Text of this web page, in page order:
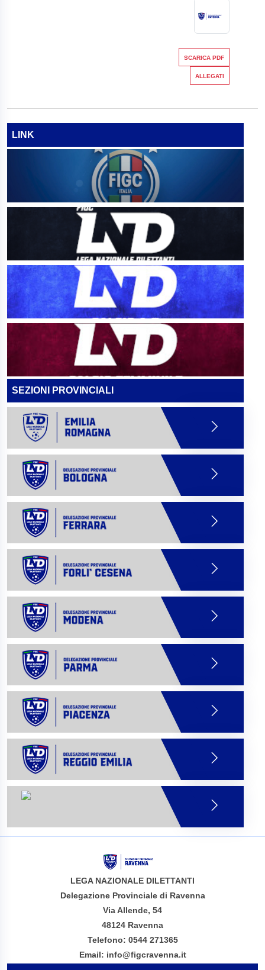
SCARICA PDF
ALLEGATI
LINK
SEZIONI PROVINCIALI
LEGA NAZIONALE DILETTANTI
Delegazione Provinciale di Ravenna
Via Allende, 54
48124 Ravenna
Telefono: 0544 271365
Email: info@figcravenna.it